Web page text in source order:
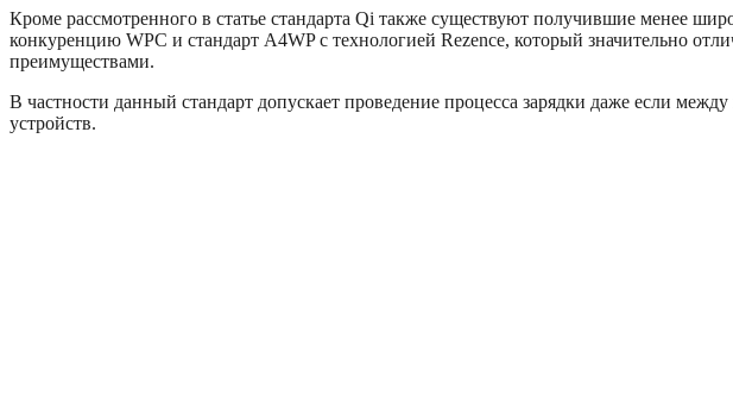
Кроме рассмотренного в статье стандарта Qi также существуют получившие менее
конкуренцию WPC и стандарт A4WP с технологией Rezence, который значительно
преимуществами.
В частности данный стандарт допускает проведение процесса зарядки даже если
устройств.